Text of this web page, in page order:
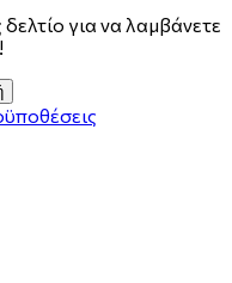
για να λαμβάνετε